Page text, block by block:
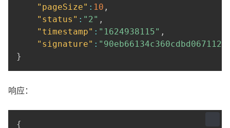
"pageSize" : 10 ,
"status" : "2" ,
"timestamp" : "1624938115" ,
"signature" :
}
响应：
{